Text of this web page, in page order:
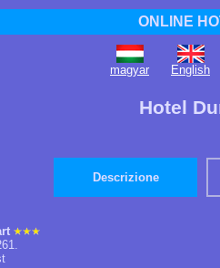
ONLINE
magyar English
Hotel
Descrizione